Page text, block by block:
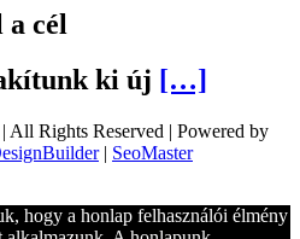
a cél
ki új […]
All Rights Reserved | Powered by
| SeoMaster
hogy a honlap felhasználói élmény